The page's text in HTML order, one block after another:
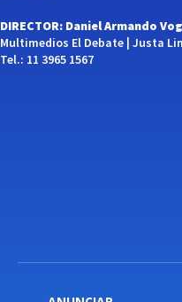
DIRECTOR: Daniel Armando
Multimedios El Debate | Justa
Tel.: 11 3965 1567